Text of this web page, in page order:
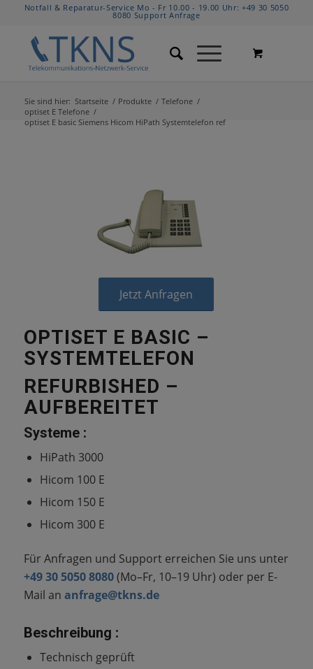
Notfall & Reparatur-Service Mo - Fr 10.00 - 19.00 Uhr:+49 30 5050
8080 Support Anfrage
Sie sind hier: Startseite / Produkte / Telefone /
optiset E Telefone /
optiset E basic Siemens Hicom HiPath Systemtelefon ref
Jetzt Anfragen
OPTISET E BASIC –
SYSTEMTELEFON
REFURBISHED –
AUFBEREITET
Systeme :
HiPath 3000
Hicom 100 E
Hicom 150 E
Hicom 300 E
Für Anfragen und Support erreichen Sie uns unter
+49 30 5050 8080(Mo–Fr, 10–19 Uhr) oder per E-
Mail an anfrage@tkns.de
Beschreibung :
Technisch geprüft